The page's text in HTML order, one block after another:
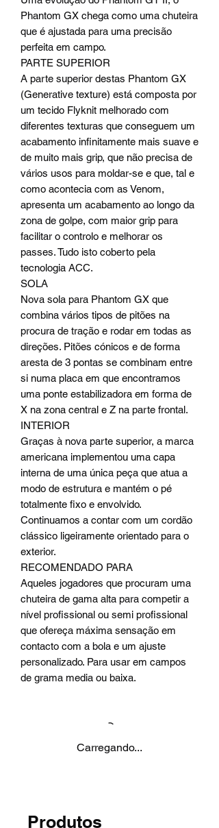
Phantom GX chega como uma chuteira
que é ajustada para uma precisão
perfeita em campo.
PARTE SUPERIOR
A parte superior destas Phantom GX
(Generative texture) está composta por
um tecido Flyknit melhorado com
diferentes texturas que conseguem um
acabamento infinitamente mais suave e
de muito mais grip, que não precisa de
vários usos para moldar-se e que, tal e
como acontecia com as Venom,
apresenta um acabamento ao longo da
zona de golpe, com maior grip para
facilitar o controlo e melhorar os
passes. Tudo isto coberto pela
tecnologia ACC.
SOLA
Nova sola para Phantom GX que
combina vários tipos de pitões na
procura de tração e rodar em todas as
direções. Pitões cónicos e de forma
aresta de 3 pontas se combinam entre
si numa placa em que encontramos
uma ponte estabilizadora em forma de
X na zona central e Z na parte frontal.
INTERIOR
Graças à nova parte superior, a marca
americana implementou uma capa
interna de uma única peça que atua a
modo de estrutura e mantém o pé
totalmente fixo e envolvido.
Continuamos a contar com um cordão
clássico ligeiramente orientado para o
exterior.
RECOMENDADO PARA
Aqueles jogadores que procuram uma
chuteira de gama alta para competir a
nível profissional ou semi profissional
que ofereça máxima sensação em
contacto com a bola e um ajuste
personalizado. Para usar em campos
de grama media ou baixa.
Carregando...
Produtos